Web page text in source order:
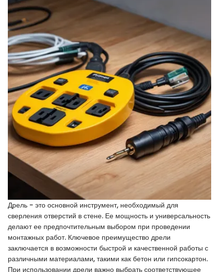
Дрель - это основной инструмент, необходимый для
сверления отверстий в стене. Ее мощность и универсальность
делают ее предпочтительным выбором при проведении
монтажных работ. Ключевое преимущество дрели
заключается в возможности быстрой и качественной работы с
различными материалами, такими как бетон или гипсокартон.
При использовании дрели важно выбрать соответствующее